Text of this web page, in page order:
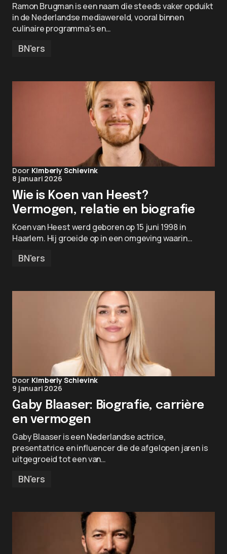
Ramon Brugman is een naam die steeds vaker opduikt
in de Nederlandse mediawereld, vooral binnen
culinaire programma’s en…
BN'ers
Door Kimberly Schievink
8 januari 2026
Wie is Koen van Heest?
Vermogen, relatie en biografie
Koen van Heest werd geboren op 15 juni 1998 in
Haarlem. Hij groeide op in een omgeving waarin…
BN'ers
Door Kimberly Schievink
9 januari 2026
Gaby Blaaser: Biografie, carrière
en vermogen
Gaby Blaaser is een Nederlandse actrice,
presentatrice en influencer die de afgelopen jaren is
uitgegroeid tot een van…
BN'ers